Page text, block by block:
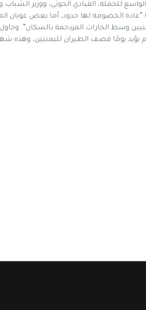
للحملة، القيادي الحوثي، ووزير الشباب
الخصومة لها حدود، أما بعض غويان
وسط الحارات المزدحمة بالسكان”.
يؤيد يومًا قصف الطيران لليمنيين، وهذه